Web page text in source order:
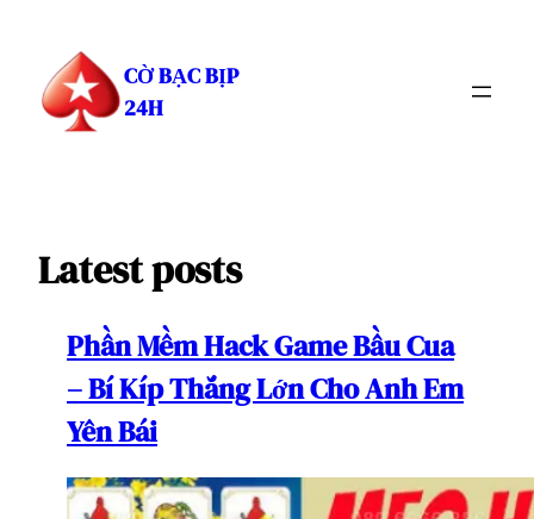
phần
CỜ BẠC BỊP
24H
Latest posts
Phần Mềm Hack Game Bầu Cua
– Bí Kíp Thắng Lớn Cho Anh Em
Yên Bái